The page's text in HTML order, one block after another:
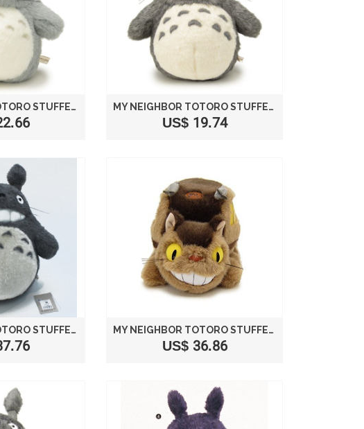
MY NEIGHBOR TOTORO STUFFED BIG TOTORO LIGHT GRAY SIZE M /STUDIO GHIBLI MY NEIGHBOR TOTORO STUFFED LAUGH SIZE M /STUDIO GHIBLI
US$ 19.74
MY NEIGHBOR TOTORO STUFFED LAUGH SIZE L /STUDIO GHIBLI MY NEIGHBOR TOTORO STUFFED CAT BUS M K6429
US$ 36.86